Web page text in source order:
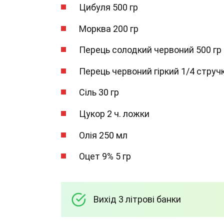
Цибуля 500 гр
Морква 200 гр
Перець солодкий червоний 500 гр
Перець червоний гіркий 1/4
Сіль 30 гр
Цукор 2 ч. ложки
Олія 250 мл
Оцет 9% 5 гр
Вихід 3 літрові банки